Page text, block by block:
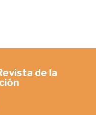
de la